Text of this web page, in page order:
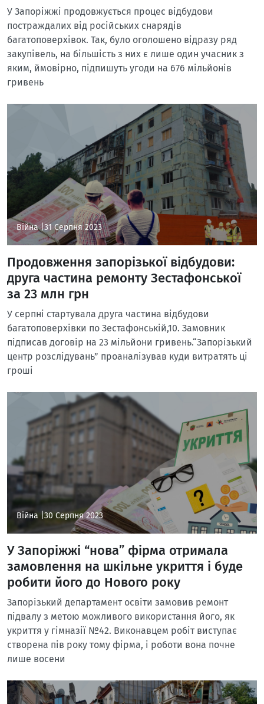
У Запоріжжі продовжується процес відбудови
постраждалих від російських снарядів
багатоповерхівок. Так, було оголошено відразу ряд
закупівель, на більшість з них є лише один учасник з
яким, ймовірно, підпишуть угоди на 676 мільйонів
гривень
Війна |31 Серпня 2023
Продовження запорізької відбудови:
друга частина ремонту Зестафонської
за 23 млн грн
У серпні стартувала друга частина відбудови
багатоповерхівки по Зестафонській,10. Замовник
підписав договір на 23 мільйони гривень.“Запорізький
центр розслідувань” проаналізував куди витратять ці
гроші
Війна |30 Серпня 2023
У Запоріжжі “нова” фірма отримала
замовлення на шкільне укриття і буде
робити його до Нового року
Запорізький департамент освіти замовив ремонт
підвалу з метою можливого використання його, як
укриття у гімназії №42. Виконавцем робіт виступає
створена пів року тому фірма, і роботи вона почне
лише восени